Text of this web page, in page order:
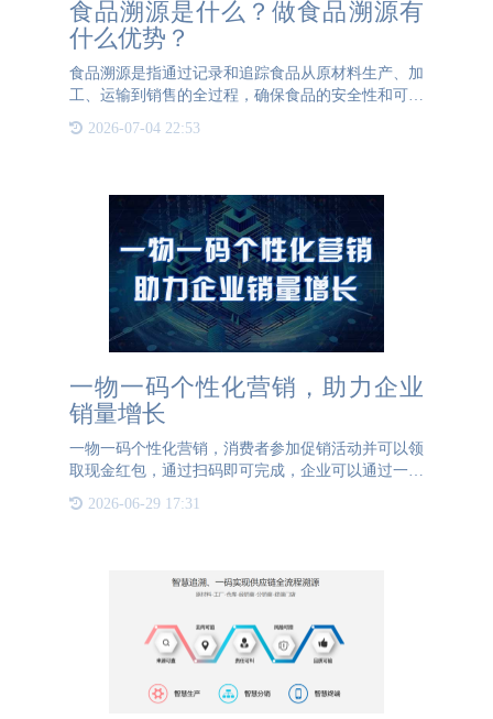
食品溯源是什么？做食品溯源有
什么优势？
食品溯源是指通过记录和追踪食品从原材料生产、加
工、运输到销售的全过程，确保食品的安全性和可追
发生食品安全问题时，可以迅速定位问题源头，采取
2026-07-04 22:53
一物一码个性化营销，助力企业
销量增长
一物一码个性化营销，消费者参加促销活动并可以领
取现金红包，通过扫码即可完成，企业可以通过一物
销活动可以更多的了解产品和企业信息，并乐于进行
2026-06-29 17:31